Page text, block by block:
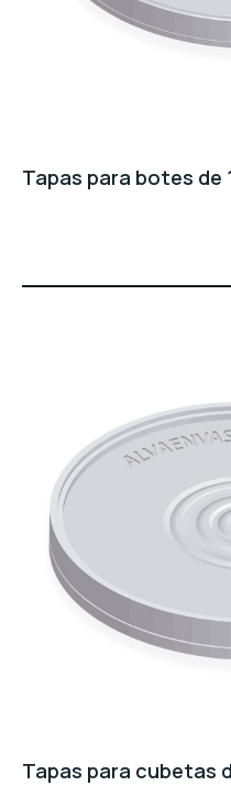
Tapas para botes de
Tapas para cubetas